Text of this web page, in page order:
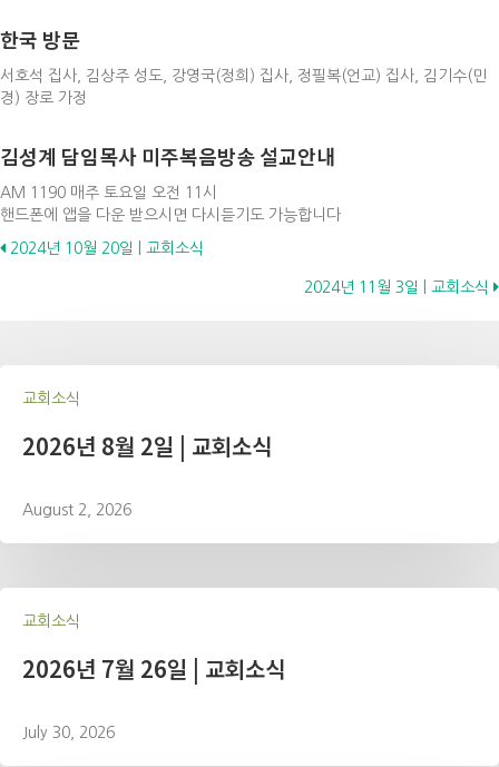
한국 방문
서호석 집사, 김상주 성도, 강영국(정희) 집사, 정필복(언교) 집사, 김기수(민
경) 장로 가정
김성계 담임목사 미주복음방송 설교안내
AM 1190 매주 토요일 오전 11시
핸드폰에 앱을 다운 받으시면 다시듣기도 가능합니다
Posts
2024년 10월 20일 | 교회소식
2024년 11월 3일 | 교회소식
교회소식
2026년 8월 2일 | 교회소식
August 2, 2026
교회소식
2026년 7월 26일 | 교회소식
July 30, 2026